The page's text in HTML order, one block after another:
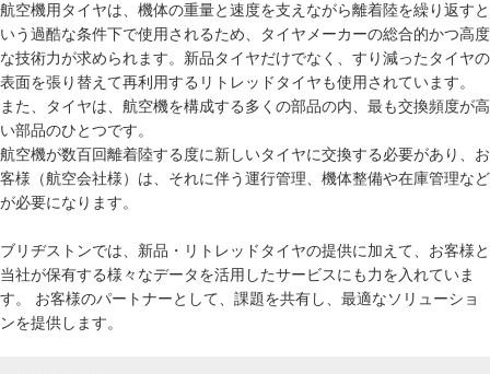
航空機用タイヤは、機体の重量と速度を支えながら離着陸を繰り返すと
いう過酷な条件下で使用されるため、タイヤメーカーの総合的かつ高度
な技術力が求められます。新品タイヤだけでなく、すり減ったタイヤの
表面を張り替えて再利用するリトレッドタイヤも使用されています。
また、タイヤは、航空機を構成する多くの部品の内、最も交換頻度が高
い部品のひとつです。
航空機が数百回離着陸する度に新しいタイヤに交換する必要があり、お
客様（航空会社様）は、それに伴う運行管理、機体整備や在庫管理など
が必要になります。
ブリヂストンでは、新品・リトレッドタイヤの提供に加えて、お客様と
当社が保有する様々なデータを活用したサービスにも力を入れていま
す。 お客様のパートナーとして、課題を共有し、最適なソリューショ
ンを提供します。